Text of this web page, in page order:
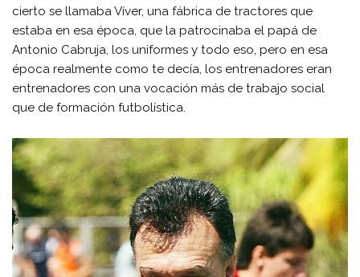
cierto se llamaba Víver, una fábrica de tractores que
estaba en esa época, que la patrocinaba el papá de
Antonio Cabruja, los uniformes y todo eso, pero en esa
época realmente como te decía, los entrenadores eran
entrenadores con una vocación más de trabajo social
que de formación futbolística.